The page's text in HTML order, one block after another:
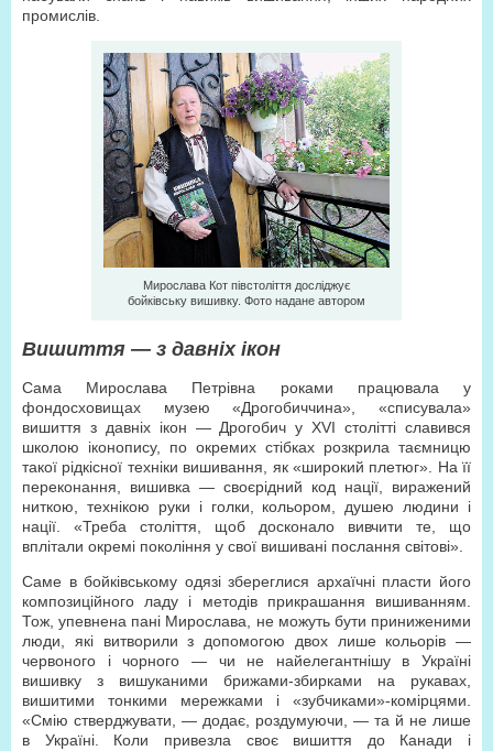
промислів.
Мирослава Кот півстоліття досліджує
бойківську вишивку. Фото надане автором
Вишиття — з давніх ікон
Сама Мирослава Петрівна роками працювала у
фондосховищах музею «Дрогобиччина», «списувала»
вишиття з давніх ікон — Дрогобич у XVI столітті славився
школою іконопису, по окремих стібках розкрила таємницю
такої рідкісної техніки вишивання, як «широкий плетюг». На її
переконання, вишивка — своєрідний код нації, виражений
ниткою, технікою руки і голки, кольором, душею людини і
нації. «Треба століття, щоб досконало вивчити те, що
вплітали окремі покоління у свої вишивані послання світові».
Саме в бойківському одязі збереглися архаїчні пласти його
композиційного ладу і методів прикрашання вишиванням.
Тож, упевнена пані Мирослава, не можуть бути приниженими
люди, які витворили з допомогою двох лише кольорів —
червоного і чорного — чи не найелегантнішу в Україні
вишивку з вишуканими брижами-збирками на рукавах,
вишитими тонкими мережками і «зубчиками»-комірцями.
«Смію стверджувати, — додає, роздумуючи, — та й не лише
в Україні. Коли привезла своє вишиття до Канади і